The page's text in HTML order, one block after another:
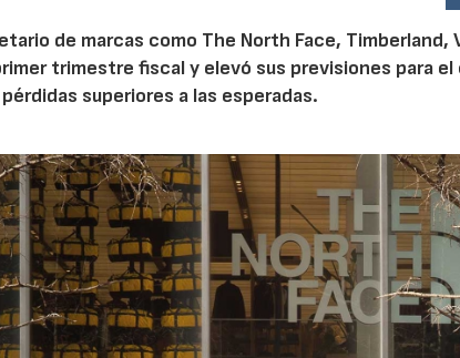
de marcas como The North Face, Timberland,
trimestre fiscal y elevó sus previsiones para
superiores a las esperadas.